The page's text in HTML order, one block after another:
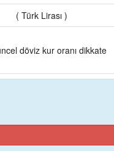
( Türk Lirası )
döviz kur oranı dikkate